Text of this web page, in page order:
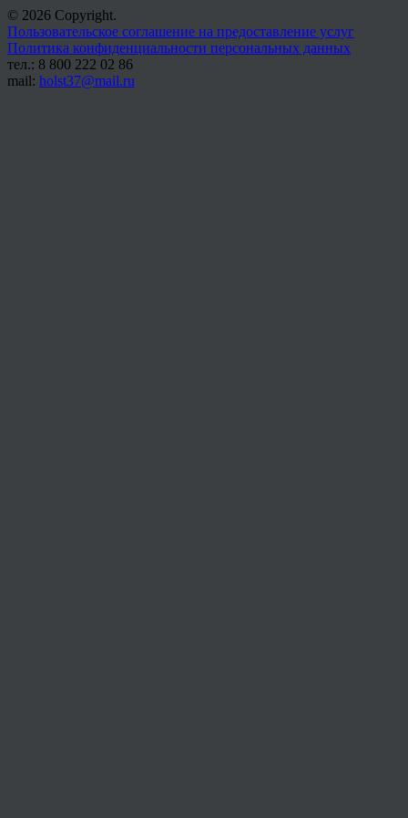
© 2026 Copyright.
Пользовательское соглашение на предоставление услуг
Политика конфиденциальности персональных данных
тел.: 8 800 222 02 86
mail: holst37@mail.ru